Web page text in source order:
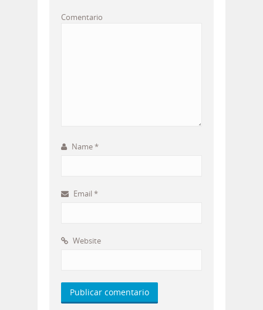
Comentario
Name*
Email *
Website